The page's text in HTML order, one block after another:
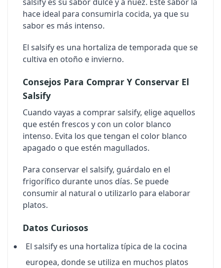
hace ideal para consumirla cocida, ya que su
sabor es más intenso.
El salsify es una hortaliza de temporada que se
cultiva en otoño e invierno.
Consejos Para Comprar Y Conservar El
Salsify
Cuando vayas a comprar salsify, elige aquellos
que estén frescos y con un color blanco
intenso. Evita los que tengan el color blanco
apagado o que estén magullados.
Para conservar el salsify, guárdalo en el
frigorífico durante unos días. Se puede
consumir al natural o utilizarlo para elaborar
platos.
Datos Curiosos
El salsify es una hortaliza típica de la cocina
europea, donde se utiliza en muchos platos